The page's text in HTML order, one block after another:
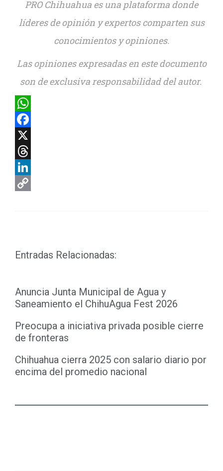
PRO Chihuahua es una plataforma donde
líderes de opinión y expertos comparten sus
conocimientos y opiniones.
Las opiniones expresadas en este documento
son de exclusiva responsabilidad del autor.
WhatsApp
Facebook
X
Threads
LinkedIn
Entradas Relacionadas:
Anuncia Junta Municipal de Agua y
Saneamiento el ChihuAgua Fest 2026
Preocupa a iniciativa privada posible cierre
de fronteras
Chihuahua cierra 2025 con salario diario por
encima del promedio nacional